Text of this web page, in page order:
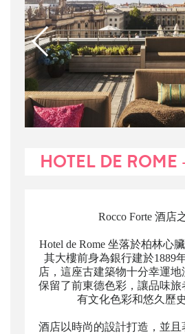
HOTEL DE ROME
Rocco Forte 酒店
Hotel de Rome 坐落於柏林心臟
其大樓前身為銀行建於1889
店，這座古建築物十分幸運地
保留了前東德色彩，讓品味旅
有文化色彩和悠久歷
酒店以時尚的設計打造，並且